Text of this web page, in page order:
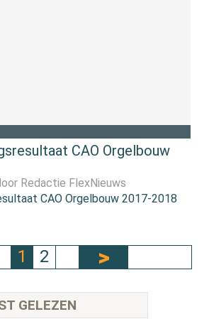
CAO Orgelbouw
Redactie FlexNieuws
CAO Orgelbouw 2017-2018
1 2
GELEZEN